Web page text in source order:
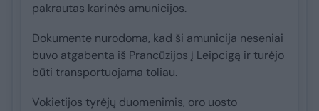
pakrautas karinės amunicijos.
Dokumente nurodoma, kad ši amunicija neseniai
buvo atgabenta iš Prancūzijos į Leipcigą ir turėjo
būti transportuojama toliau.
Vokietijos tyrėjų duomenimis, oro uosto